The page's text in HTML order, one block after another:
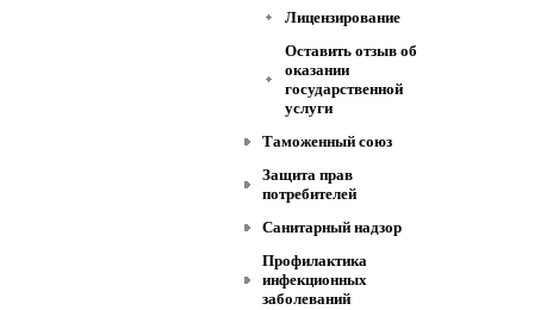
Лицензирование
Оставить отзыв об
оказании
государственной
услуги
Таможенный союз
Защита прав
потребителей
Санитарный надзор
Профилактика
инфекционных
заболеваний